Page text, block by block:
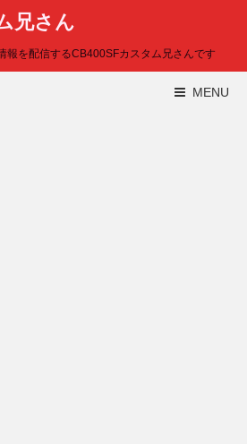
兄さん
報を配信するCB400SFカスタム兄さんです
MENU